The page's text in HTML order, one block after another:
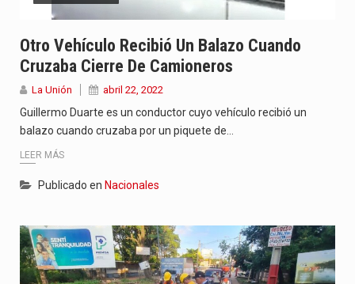
Otro Vehículo Recibió Un Balazo Cuando
Cruzaba Cierre De Camioneros
La Unión abril 22, 2022
Guillermo Duarte es un conductor cuyo vehículo recibió un
balazo cuando cruzaba por un piquete de…
LEER MÁS
Publicado en Nacionales